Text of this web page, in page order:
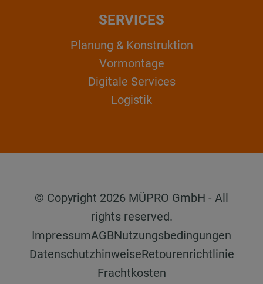
SERVICES
Planung & Konstruktion
Vormontage
Digitale Services
Logistik
© Copyright 2026 MÜPRO GmbH - All
rights reserved.
ImpressumAGBNutzungsbedingungen
DatenschutzhinweiseRetourenrichtlinie
Frachtkosten